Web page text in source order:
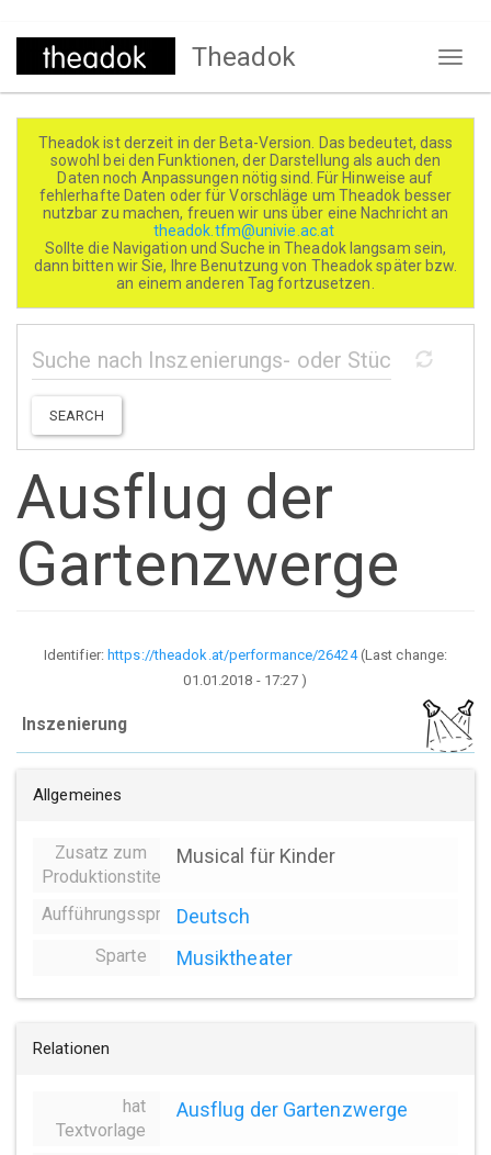
Direkt
Theadok
Theadok ist derzeit in der Beta-Version. Das bedeutet, dass
sowohl bei den Funktionen, der Darstellung als auch den
Daten noch Anpassungen nötig sind. Für Hinweise auf
fehlerhafte Daten oder für Vorschläge um Theadok besser
nutzbar zu machen, freuen wir uns über eine Nachricht an
theadok.tfm@univie.ac.at
Sollte die Navigation und Suche in Theadok langsam sein,
dann bitten wir Sie, Ihre Benutzung von Theadok später bzw.
an einem anderen Tag fortzusetzen.
SEARCH
Ausflug der
Gartenzwerge
Identifier:https://theadok.at/performance/26424(Last change:
01.01.2018 - 17:27 )
Inszenierung
Allgemeines
Zusatz zum
Produktionstitel
Musical für Kinder
AufführungsspracheDeutsch
Sparte Musiktheater
Relationen
hat
Textvorlage
Ausflug der Gartenzwerge